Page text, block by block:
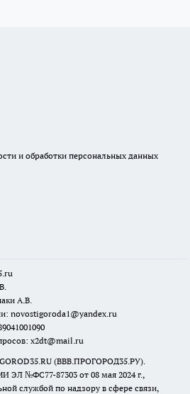
и обработки персональных данных
u
А.В.
novostigoroda1@yandex.ru
x2dt@mail.ru
(ВВВ.ПРОГОРОД35.РУ).
ЭЛ №ФС77-87303 от 08 мая 2024 г.,
службой по надзору в сфере связи,